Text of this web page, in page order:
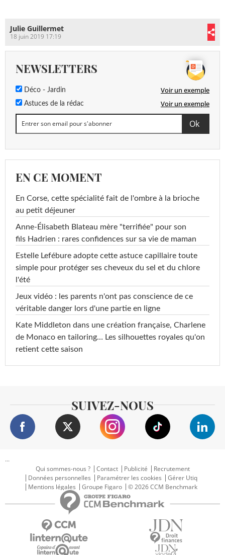
Julie Guillermet
18 juin 2019 17:19
NEWSLETTERS
Déco - Jardin Voir un exemple
Astuces de la rédac Voir un exemple
EN CE MOMENT
En Corse, cette spécialité fait de l'ombre à la brioche
au petit déjeuner
Anne-Élisabeth Blateau mère "terrifiée" pour son
fils Hadrien : rares confidences sur sa vie de maman
Estelle Lefébure adopte cette astuce capillaire toute
simple pour protéger ses cheveux du sel et du chlore
l'été
Jeux vidéo : les parents n'ont pas conscience de ce
véritable danger lors d'une partie en ligne
Kate Middleton dans une création française, Charlene
de Monaco en tailoring… Les silhouettes royales qu'on
retient cette saison
SUIVEZ-NOUS
...
Qui sommes-nous ?
Contact Publicité
Recrutement
Données personnelles
Paramétrer les cookies
Gérer Utiq
Mentions légales
Groupe Figaro © 2026 CCM Benchmark